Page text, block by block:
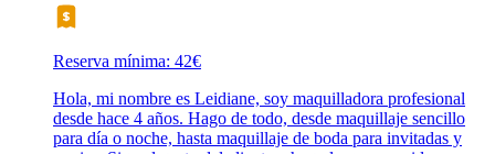
Reserva mínima: 42€
Hola, mi nombre es Leidiane, soy maquilladora profesional
desde hace 4 años. Hago de todo, desde maquillaje sencillo
para día o noche, hasta maquillaje de boda para invitadas y